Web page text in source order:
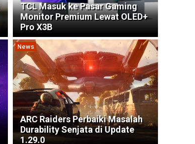
TCL Masuk ke Pasar Gaming
Monitor Premium Lewat OLED+
Pro X3B
News
ARC Raiders Perbaiki Masalah
Durability Senjata di Update
1.29.0